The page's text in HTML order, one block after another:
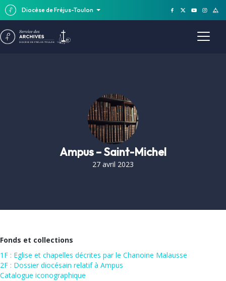
Diocèse de Fréjus-Toulon
Ampus – Saint-Michel
27 avril 2023
Fonds et collections
1F : Eglise et chapelles décrites par le Chanoine Malausse
2F : Dossier diocésain relatif à Ampus
Catalogue iconographique